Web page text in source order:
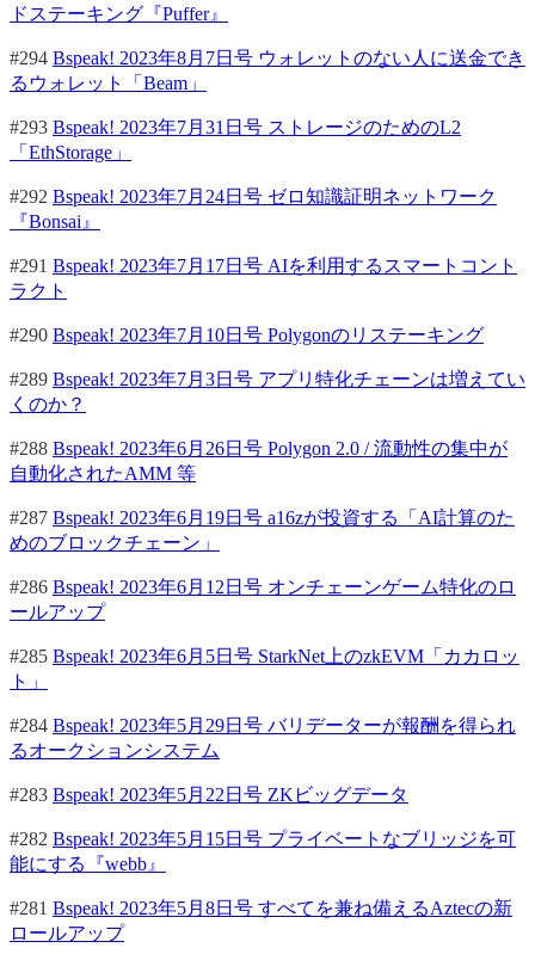
ドステーキング『Puffer』
#294 Bspeak! 2023年8月7日号 ウォレットのない人に送金でき
るウォレット「Beam」
#293 Bspeak! 2023年7月31日号 ストレージのためのL2
「EthStorage」
#292 Bspeak! 2023年7月24日号 ゼロ知識証明ネットワーク
『Bonsai』
#291 Bspeak! 2023年7月17日号 AIを利用するスマートコント
ラクト
#290 Bspeak! 2023年7月10日号 Polygonのリステーキング
#289 Bspeak! 2023年7月3日号 アプリ特化チェーンは増えてい
くのか？
#288 Bspeak! 2023年6月26日号 Polygon 2.0 / 流動性の集中が
自動化されたAMM 等
#287 Bspeak! 2023年6月19日号 a16zが投資する「AI計算のた
めのブロックチェーン」
#286 Bspeak! 2023年6月12日号 オンチェーンゲーム特化のロ
ールアップ
#285 Bspeak! 2023年6月5日号 StarkNet上のzkEVM「カカロッ
ト」
#284 Bspeak! 2023年5月29日号 バリデーターが報酬を得られ
るオークションシステム
#283 Bspeak! 2023年5月22日号 ZKビッグデータ
#282 Bspeak! 2023年5月15日号 プライベートなブリッジを可
能にする『webb』
#281 Bspeak! 2023年5月8日号 すべてを兼ね備えるAztecの新
ロールアップ